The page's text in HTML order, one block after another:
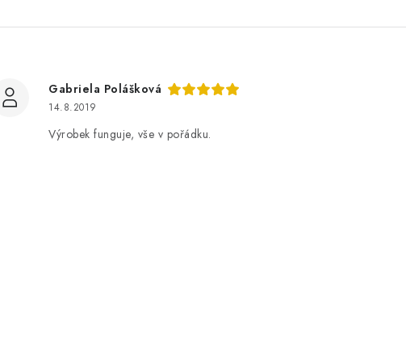
Gabriela Polášková
14.8.2019
Výrobek funguje, vše v pořádku.